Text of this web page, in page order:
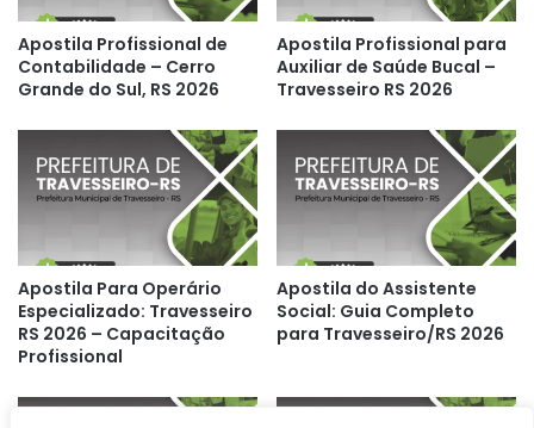
Apostila Profissional de
Contabilidade – Cerro
Grande do Sul, RS 2026
Apostila Profissional para
Auxiliar de Saúde Bucal –
Travesseiro RS 2026
Apostila Para Operário
Especializado: Travesseiro
RS 2026 – Capacitação
Profissional
Apostila do Assistente
Social: Guia Completo
para Travesseiro/RS 2026